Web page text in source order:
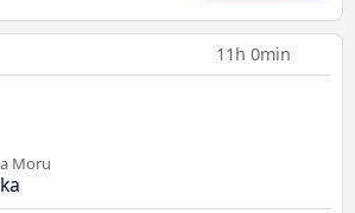
11h 0min
Moru